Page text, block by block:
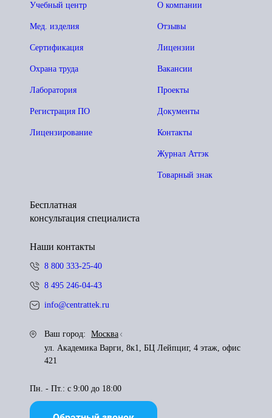
О компании
Отзывы
Лицензии
Вакансии
Проекты
Документы
Контакты
Журнал Аттэк
Товарный знак
Учебный центр
Мед. изделия
Сертификация
Охрана труда
Лаборатория
Регистрация ПО
Лицензирование
Бесплатная
консультация специалиста
Наши контакты
8 800 333-25-40
8 495 246-04-43
info@centrattek.ru
Ваш город:
Москва
ул. Академика Варги, 8к1, БЦ Лейпциг, 4 этаж, офис
421
Пн. - Пт.: с 9:00 до 18:00